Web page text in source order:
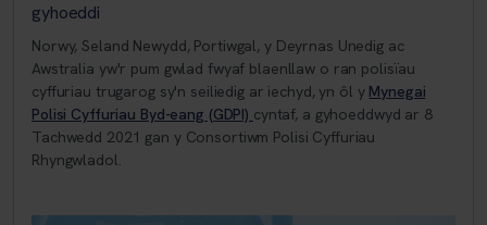
gyhoeddi
Norwy, Seland Newydd, Portiwgal, y Deyrnas Unedig ac
Awstralia yw'r pum gwlad fwyaf blaenllaw o ran polisïau
cyffuriau trugarog sy'n seiliedig ar iechyd, yn ôl y Mynegai
Polisi Cyffuriau Byd-eang (GDPI) cyntaf, a gyhoeddwyd ar 8
Tachwedd 2021 gan y Consortiwm Polisi Cyffuriau
Rhyngwladol.